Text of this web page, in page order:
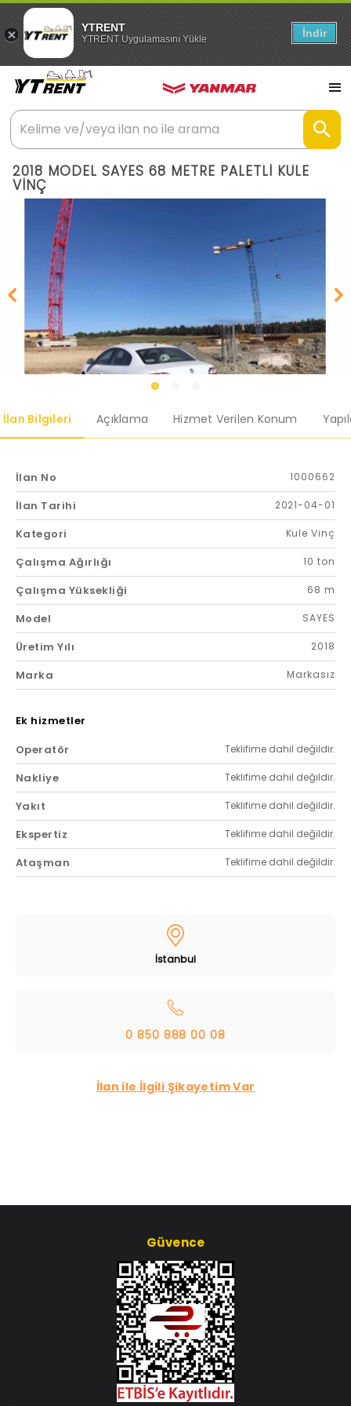
YTRENT
YTRENT Uygulamasını Yükle İndir
2018 MODEL SAYES 68 METRE PALETLİ KULE
VİNÇ
İlan Bilgileri Açıklama Hizmet Verilen Konum
İlan No 1000662
İlan Tarihi 2021-04-01
Kategori Kule Vinç
Çalışma Ağırlığı 10 ton
Çalışma Yüksekliği 68 m
Model SAYES
Üretim Yılı 2018
Marka Markasız
Ek hizmetler
Operatör
Teklifime dahil değildir.
Nakliye Teklifime dahil değildir.
Yakıt Teklifime dahil değildir.
Ekspertiz Teklifime dahil değildir.
Ataşman Teklifime dahil değildir.
İstanbul
0 850 888 00 08
İlan ile İlgili Şikayetim Var
Güvence